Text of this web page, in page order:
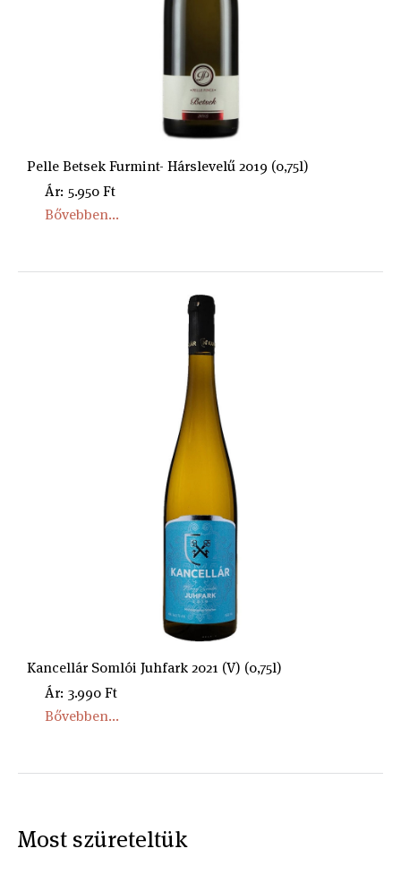
Pelle Betsek Furmint- Hárslevelű 2019 (0,75l)
Ár: 5.950 Ft
Bővebben...
Kancellár Somlói Juhfark 2021 (V) (0,75l)
Ár: 3.990 Ft
Bővebben...
Most szüreteltük